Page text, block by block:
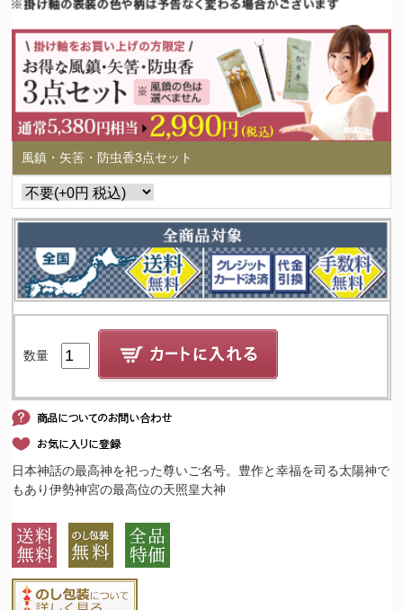
風鎮・矢筈・防虫香3点セット
数量
日本神話の最高神を祀った尊いご名号。豊作と幸福を司る太陽神で
もあり伊勢神宮の最高位の天照皇大神